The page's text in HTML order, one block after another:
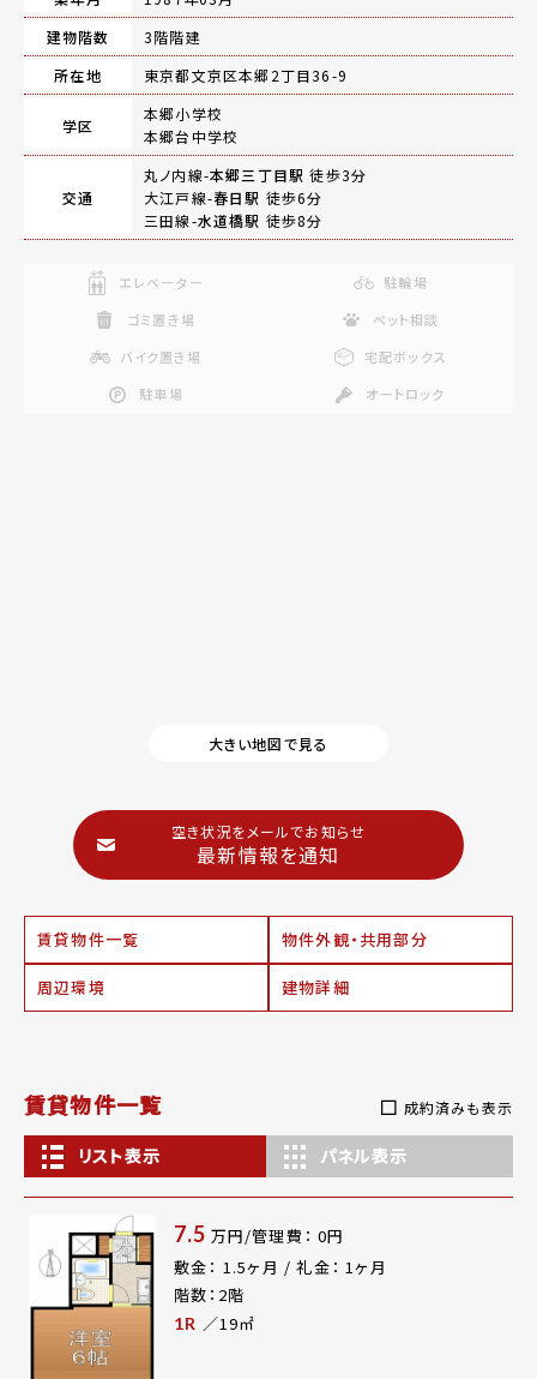
建物階数
3階階建
所在地
東京都文京区本郷2丁目36-9
学区
本郷小学校
本郷台中学校
交通
丸ノ内線-本郷三丁目駅 徒歩3分
大江戸線-春日駅 徒歩6分
三田線-水道橋駅 徒歩8分
エレベーター
駐輪場
ゴミ置き場
ペット相談
バイク置き場
宅配ボックス
駐車場
オートロック
大きい地図で見る
空き状況をメールでお知らせ
最新情報を通知
賃貸物件一覧 物件外観・共用部分
周辺環境 建物詳細
賃貸物件一覧 成約済みも表示
リスト表示 パネル表示
7.5 万円/管理費： 0円
敷金： 1.5ヶ月 / 礼金： 1ヶ月
階数：2階
1R ／19㎡